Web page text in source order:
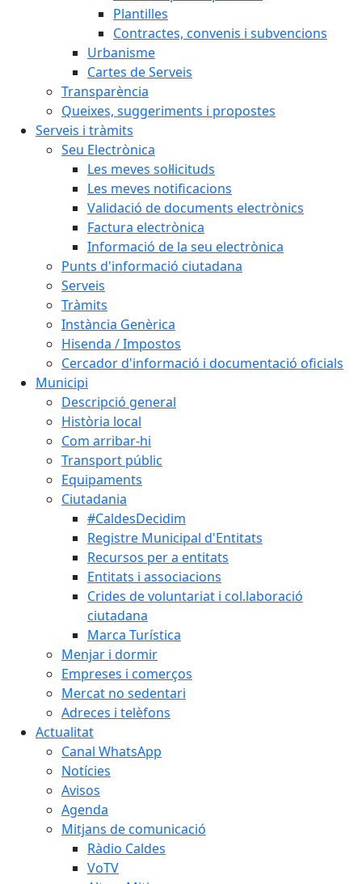
Plantilles
Contractes, convenis i subvencions
Urbanisme
Cartes de Serveis
Transparència
Queixes, suggeriments i propostes
Serveis i tràmits
Seu Electrònica
Les meves sol·licituds
Les meves notificacions
Validació de documents electrònics
Factura electrònica
Informació de la seu electrònica
Punts d'informació ciutadana
Serveis
Tràmits
Instància Genèrica
Hisenda / Impostos
Cercador d'informació i documentació oficials
Municipi
Descripció general
Història local
Com arribar-hi
Transport públic
Equipaments
Ciutadania
#CaldesDecidim
Registre Municipal d'Entitats
Recursos per a entitats
Entitats i associacions
Crides de voluntariat i col.laboració
ciutadana
Marca Turística
Menjar i dormir
Empreses i comerços
Mercat no sedentari
Adreces i telèfons
Actualitat
Canal WhatsApp
Notícies
Avisos
Agenda
Mitjans de comunicació
Ràdio Caldes
VoTV